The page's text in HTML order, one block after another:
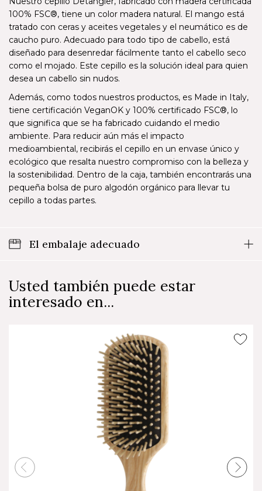
100% FSC®, tiene un color madera natural. El mango está
tratado con ceras y aceites vegetales y el neumático es de
caucho puro. Adecuado para todo tipo de cabello, está
diseñado para desenredar fácilmente tanto el cabello seco
como el mojado. Este cepillo es la solución ideal para quien
desea un cabello sin nudos.
Además, como todos nuestros productos, es Made in Italy,
tiene certificación VeganOK y 100% certificado FSC®, lo
que significa que se ha fabricado cuidando el medio
ambiente. Para reducir aún más el impacto
medioambiental, recibirás el cepillo en un envase único y
ecológico que resalta nuestro compromiso con la belleza y
la sostenibilidad. Dentro de la caja, también encontrarás una
pequeña bolsa de puro algodón orgánico para llevar tu
cepillo a todas partes.
El embalaje adecuado
Usted también puede estar
interesado en...